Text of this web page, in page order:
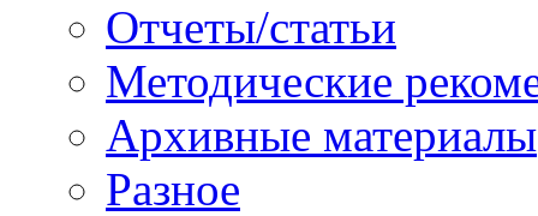
Отчеты/статьи
Методические
Архивные материалы
Разное